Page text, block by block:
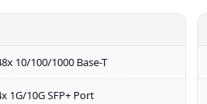
10/100/1000 Base-T
1G/10G SFP+ Port